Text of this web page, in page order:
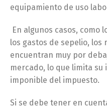
equipamiento de uso
En algunos casos, como
los gastos de sepelio, los
encuentran muy por
mercado, lo que limita su
imponible del impuesto.
Si se debe tener en